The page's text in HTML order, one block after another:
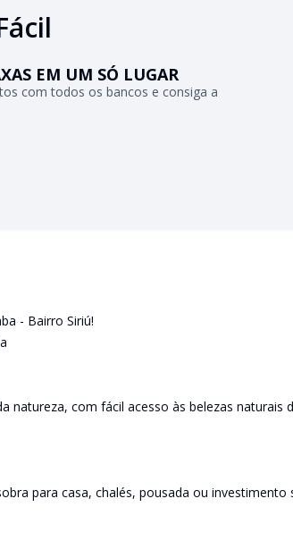
EM UM SÓ LUGAR
com todos os bancos e consiga a
- Bairro Siriú!
natureza, com fácil acesso às belezas naturais
para casa, chalés, pousada ou investimento